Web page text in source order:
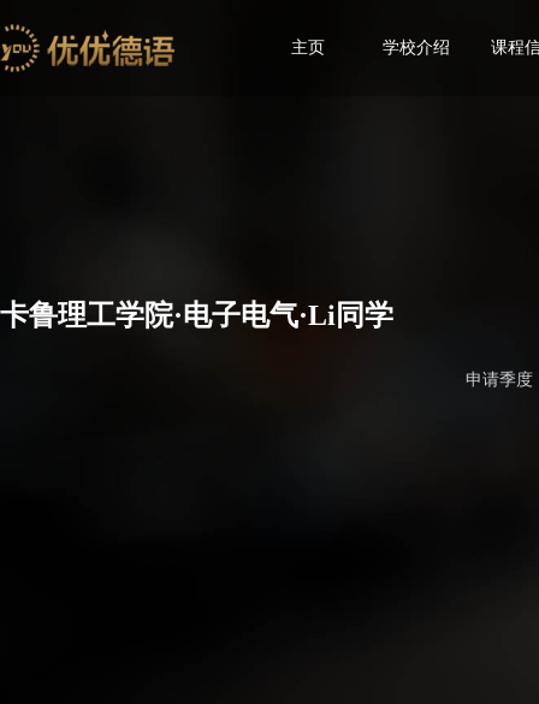
主页 学校介绍 课程
卡鲁理工学院·电子电气·Li同学
申请季度